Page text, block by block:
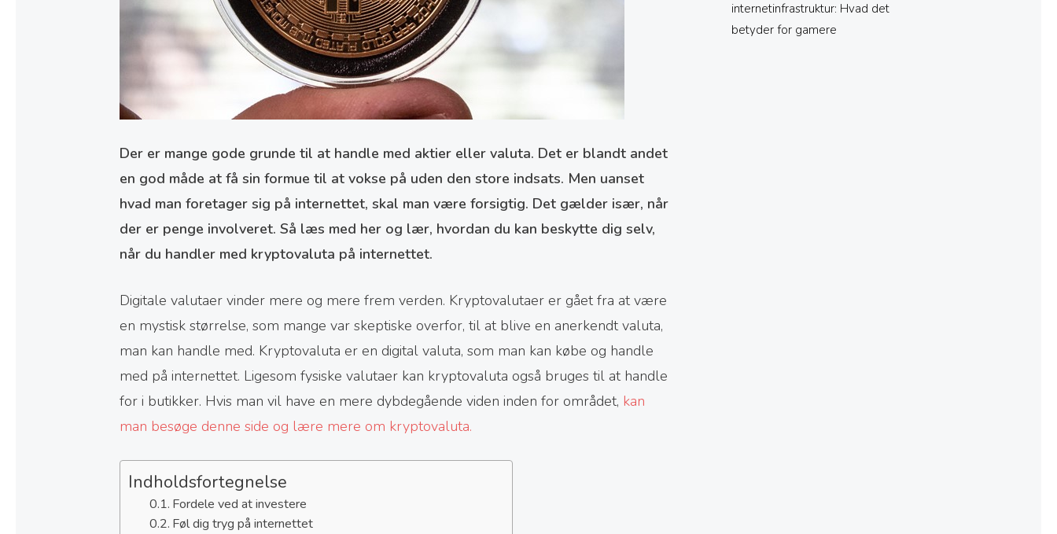
Der er mange gode grunde til at handle med aktier eller valuta. Det er blandt andet
en god måde at få sin formue til at vokse på uden den store indsats. Men uanset
hvad man foretager sig på internettet, skal man være forsigtig. Det gælder især, når
der er penge involveret. Så læs med her og lær, hvordan du kan beskytte dig selv,
når du handler med kryptovaluta på internettet.
Digitale valutaer vinder mere og mere frem verden. Kryptovalutaer er gået fra at være
en mystisk størrelse, som mange var skeptiske overfor, til at blive en anerkendt valuta,
man kan handle med. Kryptovaluta er en digital valuta, som man kan købe og handle
med på internettet. Ligesom fysiske valutaer kan kryptovaluta også bruges til at handle
for i butikker. Hvis man vil have en mere dybdegående viden inden for området, kan
man besøge denne side og lære mere om kryptovaluta.
Indholdsfortegnelse
Fordele ved at investere
Føl dig tryg på internettet
internetinfrastruktur: Hvad det
betyder for gamere